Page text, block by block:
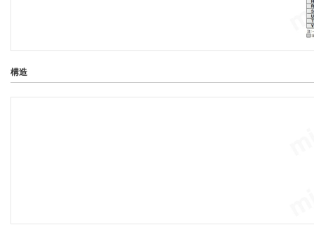
構造